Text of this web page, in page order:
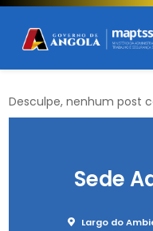
Desculpe, nenhum post
Sede
Largo do